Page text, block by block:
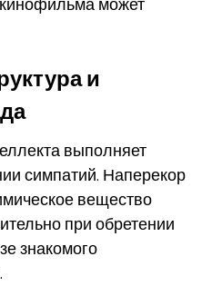
и
выполняет
симпатий. Наперекор
вещество
при обретении
знакомого